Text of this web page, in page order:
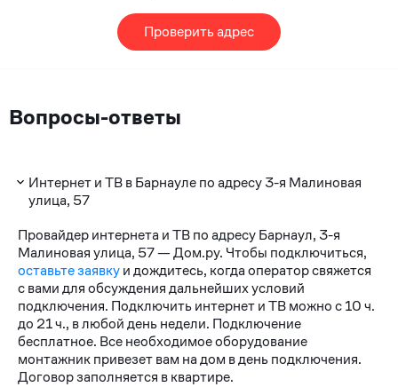
Проверить адрес
Вопросы-ответы
Интернет и ТВ в Барнауле по адресу 3-я Малиновая
улица, 57
Провайдер интернета и ТВ по адресу Барнаул, 3-я
Малиновая улица, 57 — Дом.ру. Чтобы подключиться,
оставьте заявкуи дождитесь, когда оператор свяжется
с вами для обсуждения дальнейших условий
подключения. Подключить интернет и ТВ можно с 10 ч.
до 21 ч., в любой день недели. Подключение
бесплатное. Все необходимое оборудование
монтажник привезет вам на дом в день подключения.
Договор заполняется в квартире.